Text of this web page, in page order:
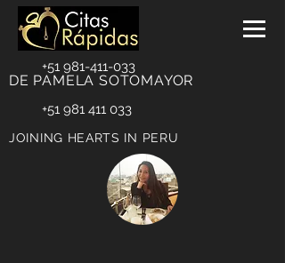
+51 981-411-033
DE PAMELA SOTOMAYOR
+51 981 411 033
JOINING HEARTS IN PERU